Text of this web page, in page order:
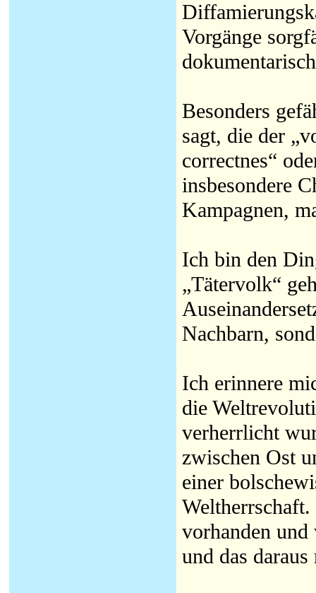
Vorgänge
Besonders
sagt, die der
correctnes“
insbesondere
Kampagnen,
Ich bin den
„Tätervolk“
Nachbarn,
Ich erinnere
die
verherrlicht
zwischen Ost
einer
vorhanden
und das